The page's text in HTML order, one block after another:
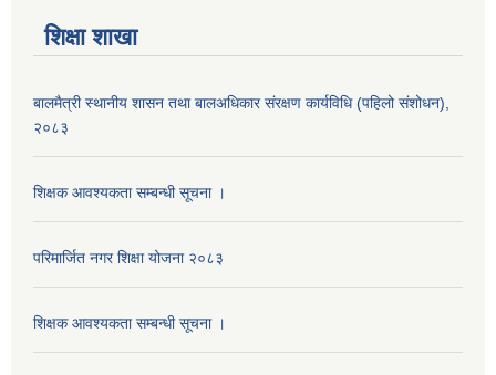
शिक्षा शाखा
बालमैत्री स्थानीय शासन तथा बालअधिकार संरक्षण कार्यविधि (पहिलो संशोधन),
२०८३
शिक्षक आवश्यकता सम्बन्धी सूचना ।
परिमार्जित नगर शिक्षा योजना २०८३
शिक्षक आवश्यकता सम्बन्धी सूचना ।